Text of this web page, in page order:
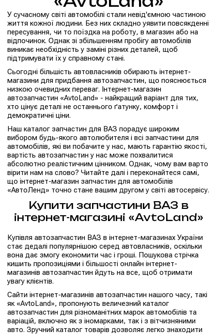
У сучасному світі автомобілі стали невід'ємною частиною
життя кожної людини. Без них складно уявити повсякденні
пересування, чи то поїздка на роботу, в магазин або на
відпочинок. Однак зі збільшенням пробігу автомобілів
виникає необхідність у заміні різних деталей, щоб
підтримувати їх у справному стані.
Сьогодні більшість автовласників обирають інтернет-
магазини для придбання автозапчастин, що пояснюється
низкою очевидних переваг. Інтернет-магазин
автозапчастин «AvtoLand» - найкращий варіант для тих,
хто цінує деталі не останнього ґатунку, комфорт і
демократичні ціни.
Наш каталог запчастин для ВАЗ порадує широким
вибором будь-якого автолюбителя і всі запчастини для
автомобілів, які ви побачите у нас, мають гарантію якості,
вартість автозапчастин у нас може похвалитися
абсолютно реалістичним цінником. Однак, чому вам варто
вірити нам на слово? Читайте далі і переконайтеся самі,
що інтернет-магазин запчастин для автомобілів
«АвтоЛенд» точно стане вашим другом у світі автосервісу.
Купити запчастини ВАЗ в
інтернет-магазині «AvtoLand»
Купівля автозапчастин ВАЗ в інтернет-магазинах України
стає дедалі популярнішою серед автовласників, оскільки
вона дає змогу економити час і гроші. Пошукова стрічка
кишить пропозиціями і більшості онлайн інтернет-
магазинів автозапчастин йдуть на все, щоб отримати
увагу клієнтів.
Сайти інтернет-магазинів автозапчастин нашого часу, такі
як «AvtoLand», пропонують величезний каталог
автозапчастин для різноманітних марок автомобілів та
варіацій, включно як з іномарками, так і з вітчизняними
авто. Зручний каталог товарів дозволяє легко знаходити